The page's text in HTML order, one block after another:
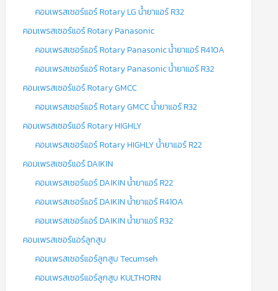
คอมเพรสเซอร์แอร์ Rotary LG น้ำยาแอร์ R32
คอมเพรสเซอร์แอร์ Rotary Panasonic
คอมเพรสเซอร์แอร์ Rotary Panasonic น้ำยาแอร์ R410A
คอมเพรสเซอร์แอร์ Rotary Panasonic น้ำยาแอร์ R32
คอมเพรสเซอร์แอร์ Rotary GMCC
คอมเพรสเซอร์แอร์ Rotary GMCC น้ำยาแอร์ R32
คอมเพรสเซอร์แอร์ Rotary HIGHLY
คอมเพรสเซอร์แอร์ Rotary HIGHLY น้ำยาแอร์ R22
คอมเพรสเซอร์แอร์ DAIKIN
คอมเพรสเซอร์แอร์ DAIKIN น้ำยาแอร์ R22
คอมเพรสเซอร์แอร์ DAIKIN น้ำยาแอร์ R410A
คอมเพรสเซอร์แอร์ DAIKIN น้ำยาแอร์ R32
คอมเพรสเซอร์แอร์ลูกสูบ
คอมเพรสเซอร์แอร์ลูกสูบ Tecumseh
คอมเพรสเซอร์แอร์ลูกสูบ KULTHORN